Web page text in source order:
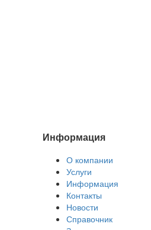
Информация
О компании
Услуги
Информация
Контакты
Новости
Справочник